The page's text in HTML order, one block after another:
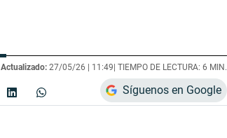
Actualizado: 27/05/26 | 11:49 | TIEMPO DE LECTURA: 6 MIN.
Síguenos en Google